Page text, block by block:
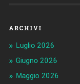
ARCHIVI
Luglio 2026
Giugno 2026
Maggio 2026